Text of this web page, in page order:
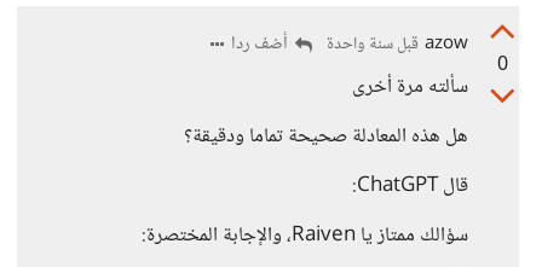
0
azow قبل سنة واحدة أضف ردا
سألته مرة أخرى
هل هذه المعادلة صحيحة تماما ودقيقة؟
قال ChatGPT:
سؤالك ممتاز يا Raiven، والإجابة المختصرة: